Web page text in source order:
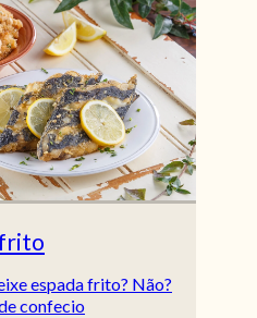
frito
espada frito? Não?
confecio